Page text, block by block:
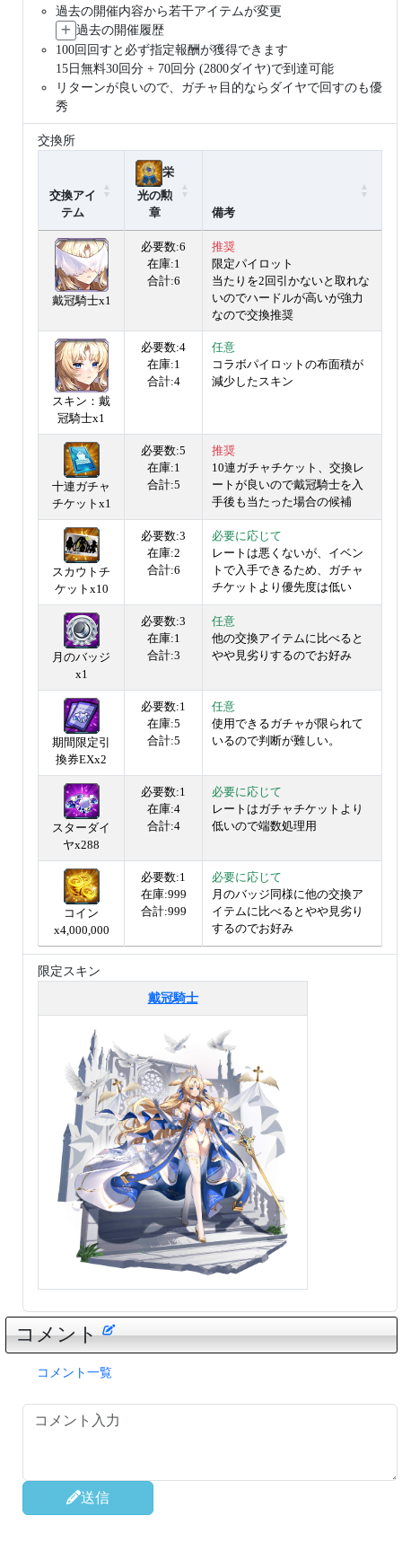
過去の開催内容から若干アイテムが変更
過去の開催履歴
100回回すと必ず指定報酬が獲得できます
15日無料30回分 + 70回分 (2800ダイヤ)で到達可能
リターンが良いので、ガチャ目的ならダイヤで回すのも優
秀
交換所
交換アイ
テム
栄
光の勲
章
備考
戴冠騎士x1
必要数:6
在庫:1
合計:6
推奨
限定パイロット
当たりを2回引かないと取れな
いのでハードルが高いが強力
なので交換推奨
スキン：戴
冠騎士x1
必要数:4
在庫:1
合計:4
任意
コラボパイロットの布面積が
減少したスキン
十連ガチャ
チケットx1
必要数:5
在庫:1
合計:5
推奨
10連ガチャチケット、交換レ
ートが良いので戴冠騎士を入
手後も当たった場合の候補
スカウトチ
ケットx10
必要数:3
在庫:2
合計:6
必要に応じて
レートは悪くないが、イベン
トで入手できるため、ガチャ
チケットより優先度は低い
月のバッジ
x1
必要数:3
在庫:1
合計:3
任意
他の交換アイテムに比べると
やや見劣りするのでお好み
期間限定引
換券EXx2
必要数:1
在庫:5
合計:5
任意
使用できるガチャが限られて
いるので判断が難しい。
スターダイ
ヤx288
必要数:1
在庫:4
合計:4
必要に応じて
レートはガチャチケットより
低いので端数処理用
コイン
x4,000,000
必要数:1
在庫:999
合計:999
必要に応じて
月のバッジ同様に他の交換ア
イテムに比べるとやや見劣り
するのでお好み
限定スキン
戴冠騎士
コメント
コメント一覧
送信